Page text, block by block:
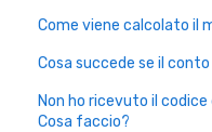
Come viene calcolato il
Cosa succede se il
Non ho ricevuto il
Cosa faccio?